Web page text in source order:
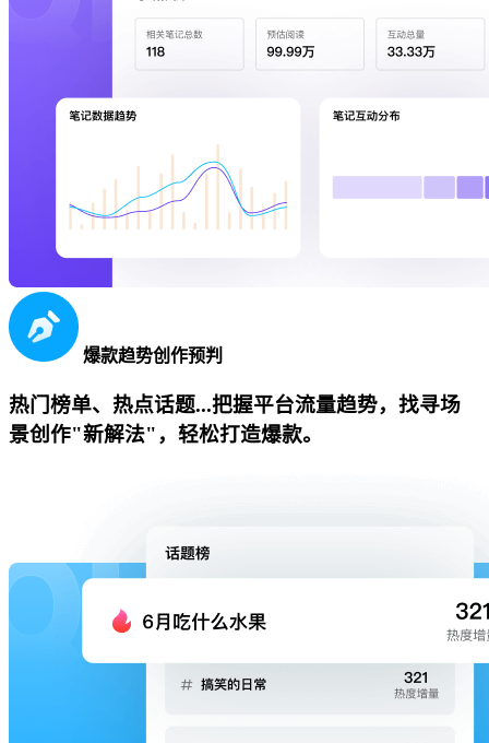
爆款趋势创作预判
热门榜单、热点话题...把握平台流量趋势，找寻场
景创作"新解法"，轻松打造爆款。